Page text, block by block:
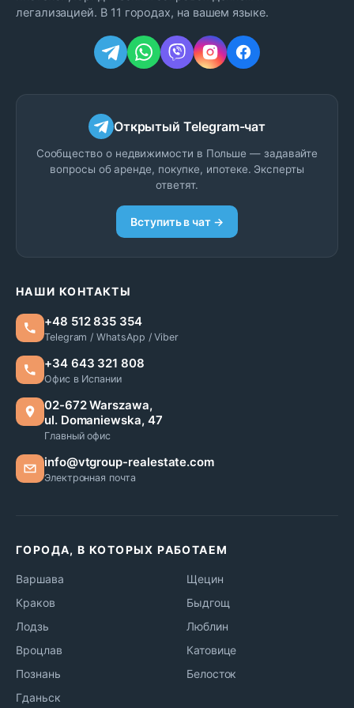
легализацией. В 11 городах, на вашем языке.
Открытый Telegram-чат
Сообщество о недвижимости в Польше — задавайте
вопросы об аренде, покупке, ипотеке. Эксперты
ответят.
Вступить в чат →
НАШИ КОНТАКТЫ
+48 512 835 354
Telegram / WhatsApp / Viber
+34 643 321 808
Офис в Испании
02-672 Warszawa,
ul. Domaniewska, 47
Главный офис
info@vtgroup-realestate.com
Электронная почта
ГОРОДА, В КОТОРЫХ РАБОТАЕМ
Варшава
Краков
Лодзь
Вроцлав
Познань
Гданьск
Щецин
Быдгощ
Люблин
Катовице
Белосток